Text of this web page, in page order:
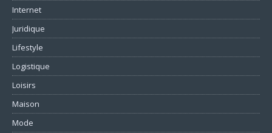
Internet
Juridique
Lifestyle
Logistique
Loisirs
Maison
Mode